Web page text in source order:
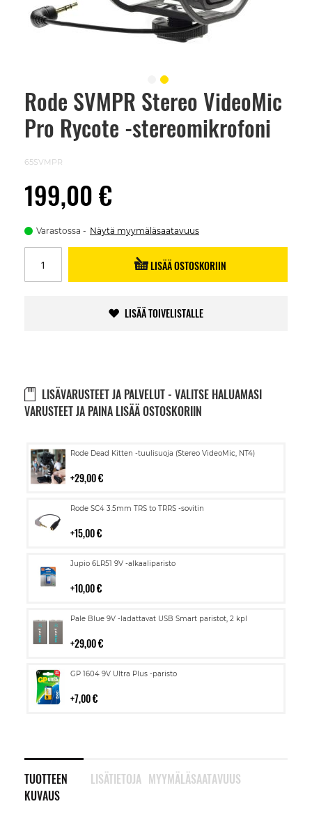
Rode SVMPR Stereo VideoMic
Pro Rycote -stereomikrofoni
65SVMPR
199,00 €
Varastossa Näytä myymäläsaatavuus
LISÄÄ OSTOSKORIIN
LISÄÄ TOIVELISTALLE
LISÄVARUSTEET JA PALVELUT - VALITSE HALUAMASI
VARUSTEET JA PAINA LISÄÄ OSTOSKORIIN
Rode Dead Kitten -tuulisuoja (Stereo VideoMic, NT4)
29,00 €
Lisää
Rode SC4 3.5mm TRS to TRRS -sovitin
15,00 €
Lisää
Jupio 6LR51 9V -alkaaliparisto
10,00 €
Lisää
Pale Blue 9V -ladattavat USB Smart paristot, 2 kpl
29,00 €
Lisää
GP 1604 9V Ultra Plus -paristo
7,00 €
Lisää
TUOTTEEN
KUVAUS
LISÄTIETOJA MYYMÄLÄSAATAVUUS
Skip
beginning
images